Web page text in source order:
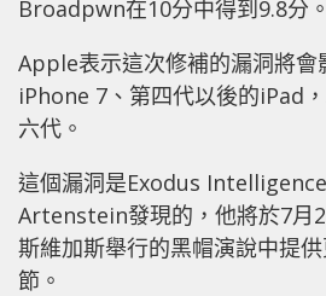
Broadpwn在10分中得到9.8分。
Apple表示這次修補的漏洞將
iPhone 7、第四代以後的iPad
六代。
這個漏洞是Exodus
Artenstein發現的，他將於7月
斯維加斯舉行的黑帽演說中提
節。